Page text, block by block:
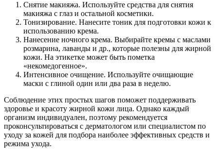
Снятие макияжа. Используйте средства для снятия
макияжа с глаз и остальной косметики.
Тонизирование. Нанесите тоник для подготовки кожи к
использованию крема.
Нанесение ночного крема. Выбирайте кремы с маслами
розмарина, лаванды и др., которые полезны для жирной
кожи. На этикетке может быть пометка
«некомедогенное».
Интенсивное очищение. Используйте очищающие
маски с глиной один или два раза в неделю.
Соблюдение этих простых шагов поможет поддерживать
здоровье и красоту жирной кожи лица. Однако каждый
организм индивидуален, поэтому рекомендуется
проконсультироваться с дерматологом или специалистом по
уходу за кожей для подбора наиболее эффективных средств и
режима ухода.